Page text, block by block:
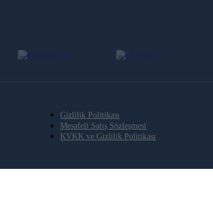
Gizlilik Politikası
Mesafeli Satış Sözleşmesi
KVKK ve Gizlilik Politikası